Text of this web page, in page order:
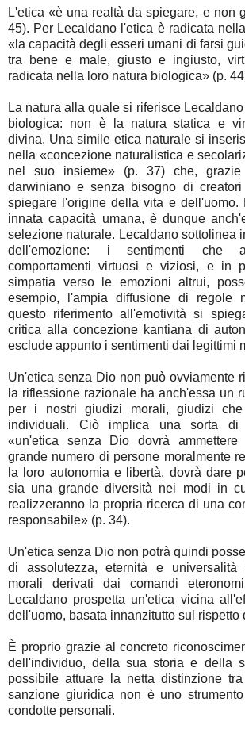
L'etica «è una realtà da spiegare, e non
45). Per Lecaldano l'etica è radicata
«la capacità degli esseri umani di farsi
tra bene e male, giusto e ingiusto,
radicata nella loro natura biologica» (p.
La natura alla quale si riferisce
biologica: non è la natura statica e
divina. Una simile etica naturale si
nella «concezione naturalistica e
nel suo insieme» (p. 37) che, grazie
darwiniano e senza bisogno di
spiegare l'origine della vita e dell'uomo.
innata capacità umana, è dunque
selezione naturale. Lecaldano sottolinea
dell'emozione: i sentimenti che
comportamenti virtuosi e viziosi, e in
simpatia verso le emozioni altrui,
esempio, l'ampia diffusione di regole
questo riferimento all'emotività si
critica alla concezione kantiana di
esclude appunto i sentimenti dai legittimi
Un'etica senza Dio non può ovviamente
la riflessione razionale ha anch'essa un
per i nostri giudizi morali, giudizi che
individuali. Ciò implica una sorta di
«un'etica senza Dio dovrà
grande numero di persone moralmente
la loro autonomia e libertà, dovrà dare
sia una grande diversità nei modi in
realizzeranno la propria ricerca di una
responsabile» (p. 34).
Un'etica senza Dio non potrà quindi
di assolutezza, eternità e
morali derivati dai comandi
Lecaldano prospetta un'etica vicina
dell'uomo, basata innanzitutto sul rispetto
È proprio grazie al concreto
dell'individuo, della sua storia e della
possibile attuare la netta distinzione
sanzione giuridica non è uno
condotte personali.